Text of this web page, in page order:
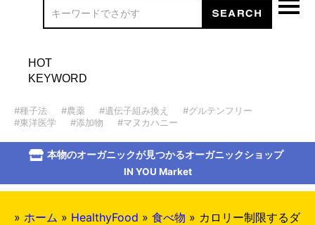
HOT
KEYWORD
#種子法 #農薬 #遺伝子組み換え
#グルテンフリー
#東洋医学
#添加物 #マヌカハニー
本物のオーガニックが見つかるオーガニックショップ
IN YOU Market
» ホーム » HealthyFood » 食べ物 » カロリー制限するダ